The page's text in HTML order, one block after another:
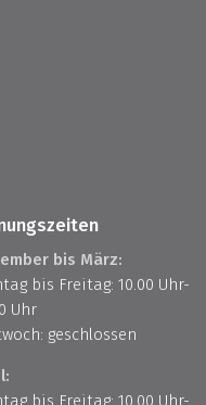
bis März:
bis Freitag: 10.00 Uhr-
Uhr
geschlossen
bis Freitag: 10.00 Uhr-